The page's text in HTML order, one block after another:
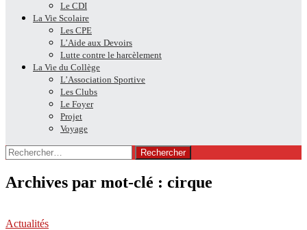
Le CDI
La Vie Scolaire
Les CPE
L’Aide aux Devoirs
Lutte contre le harcèlement
La Vie du Collège
L’Association Sportive
Les Clubs
Le Foyer
Projet
Voyage
Rechercher :
Archives par mot-clé : cirque
Actualités